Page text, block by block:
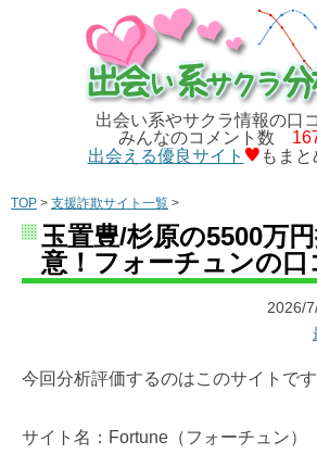
出会い系やサクラ情報の口
みんなのコメント数
出会える優良サイト
もまと
TOP > 支援詐欺サイト一覧 >
玉置豊/杉原の5500万
意！フォーチュンの口
2026/
今回分析評価するのはこのサイトです
サイト名：Fortune（フォーチュン）